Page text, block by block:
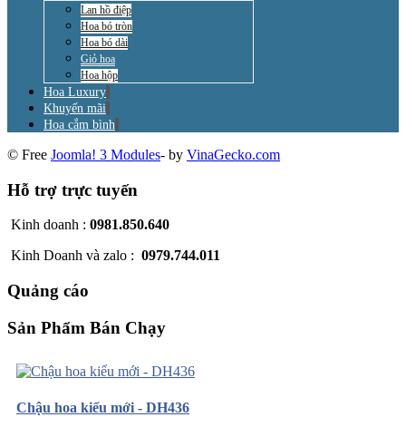
Lan hồ điệp
Hoa bó tròn
Hoa bó dài
Giỏ hoa
Hoa hộp
Hoa Luxury
Khuyến mãi
Hoa cắm bình
© Free Joomla! 3 Modules- by VinaGecko.com
Hỗ trợ trực tuyến
Kinh doanh : 0981.850.640
Kinh Doanh và zalo : 0979.744.011
Quảng cáo
Sản Phẩm Bán Chạy
Chậu hoa kiểu mới - DH436